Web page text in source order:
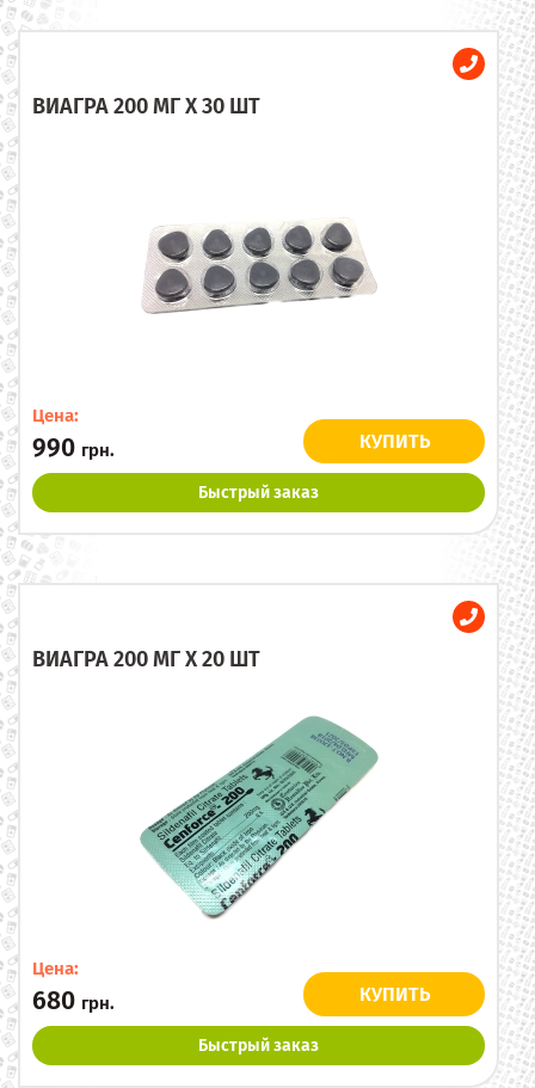
ВИАГРА 200 МГ X 30 ШТ
Цена:
990 грн. КУПИТЬ
Быстрый заказ
ВИАГРА 200 МГ X 20 ШТ
Цена:
680 грн. КУПИТЬ
Быстрый заказ